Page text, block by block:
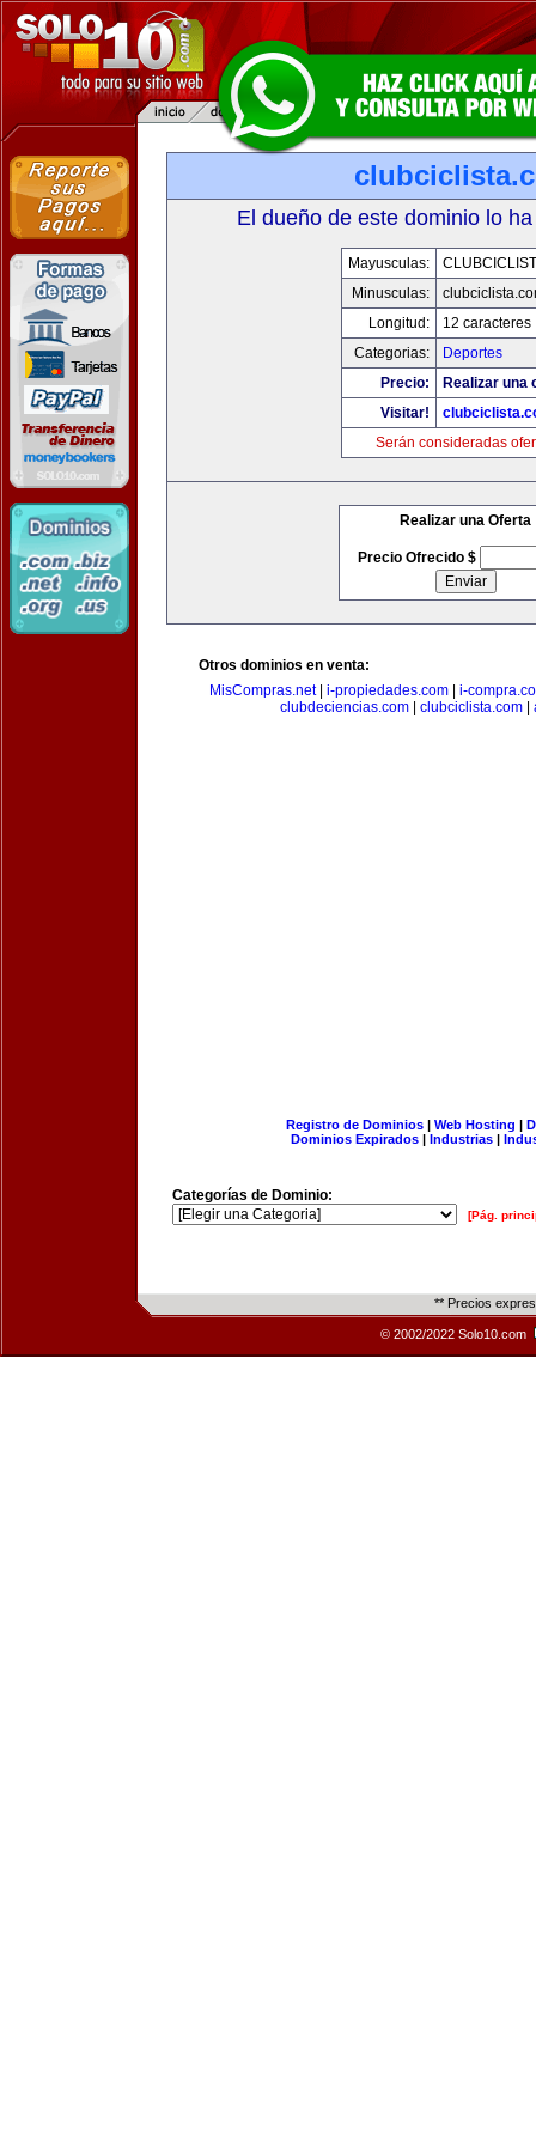
El dueño de este dominio lo
Mayusculas:
Minusculas:
Longitud:
12 caracteres
Categorias:
Deportes
Precio:
Realizar una
Visitar!
Serán consideradas
Realizar una Oferta
Precio Ofrecido $
Otros dominios en venta:
MisCompras.net| i-propiedades.com| i-
clubdeciencias.com
clubciclista.com
Registro de Dominios| Web Hosting |
Dominios Expirados | Industrias |
Categorías de Dominio:
[Pág.
** Precios
© 2002/2022 Solo10.com